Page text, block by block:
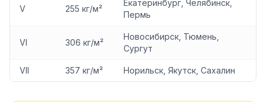
V 255 кг/м²
Екатеринбург, Челябинск,
Пермь
VI 306 кг/м²
Новосибирск, Тюмень,
Сургут
VII 357 кг/м² Норильск, Якутск, Сахалин